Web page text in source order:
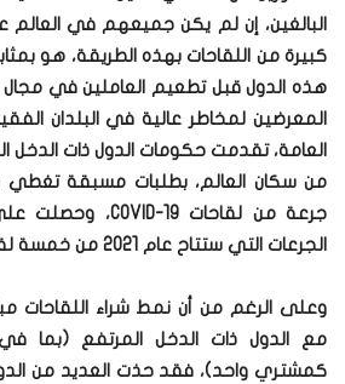
كبيرة من اللقاحات بهذه الطريقة، هو
هذه الدول قبل تطعيم العاملين في مجال
المعرضين لمخاطر عالية في البلدان
الجرعات التي ستتاح عام 2021 من خمسة لقاحات مرشحة رائدة.
وعلى الرغم من أن نمط شراء اللقاحات
مع الدول ذات الدخل المرتفع (بما في
كمشتري واحد)، فقد حذت العديد من